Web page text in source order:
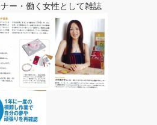
ー・働く女性として雑誌